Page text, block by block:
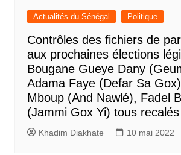
Actualités du Sénégal Politique
Contrôles des fichiers de
aux prochaines élections
Bougane Gueye Dany
Adama Faye (Defar Sa
Mboup (And Nawlé), Fadel
(Jammi Gox Yi) tous recalés
Khadim Diakhate 10 mai 2022